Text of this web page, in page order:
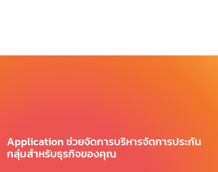
Application ช่วยจัดการบริหารจัดการประกัน
กลุ่มสำหรับธุรกิจของคุณ